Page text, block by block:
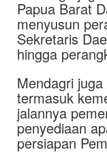
Papua Barat
menyusun
Sekretaris
hingga
Mendagri
termasuk
jalannya
penyediaan
persiapan